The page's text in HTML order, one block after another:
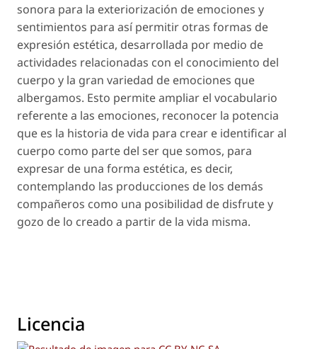
sonora para la exteriorización de emociones y
sentimientos para así permitir otras formas de
expresión estética, desa­rrollada por medio de
actividades relacionadas con el conocimiento del
cuerpo y la gran variedad de emociones que
albergamos. Esto permite ampliar el vocabulario
referente a las emociones, reconocer la potencia
que es la historia de vida para crear e iden­tificar al
cuerpo como parte del ser que somos, para
expresar de una forma estética, es decir,
contemplan­do las producciones de los demás
compañeros como una posibilidad de disfrute y
gozo de lo creado a partir de la vida misma.
Licencia